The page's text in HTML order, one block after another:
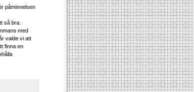
påminnelsen
så bra.
med
valde vi att
finna en